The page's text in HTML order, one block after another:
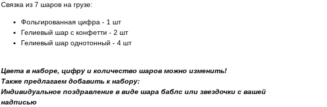
Связка из 7 шаров на грузе:
Фольгированная цифра - 1 шт
Гелиевый шар с конфетти - 2 шт
Гелиевый шар однотонный - 4 шт
Цвета в наборе, цифру и количество шаров можно изменить!
Также предлагаем добавить к набору:
Индивидуальное поздравление в виде шара баблс или звездочки с вашей
надписью